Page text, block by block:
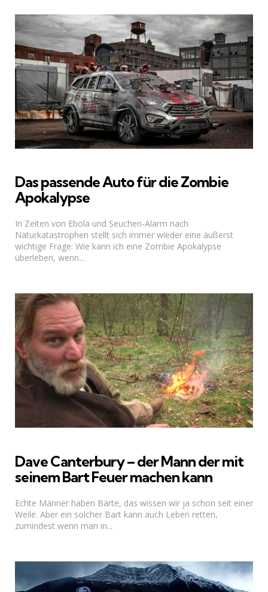
Das passende Auto für die Zombie
Apokalypse
In Zeiten von Ebola und Seuchen-Alarm nach
Naturkatastrophen stellt sich immer wieder eine äußerst
wichtige Frage: Wie kann ich eine Zombie Apokalypse
überleben, wenn...
Dave Canterbury – der Mann der mit
seinem Bart Feuer machen kann
Echte Männer haben Bärte, das wissen wir ja schon seit einer
Weile. Aber ein solcher Bart kann auch Leben retten,
zumindest wenn man in...